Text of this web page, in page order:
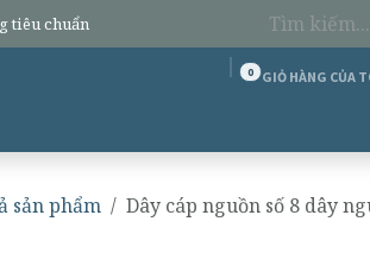
tiêu chuẩn
GIỎ HÀNG CỦA
0
sản phẩm Dây cáp nguồn số 8 dây